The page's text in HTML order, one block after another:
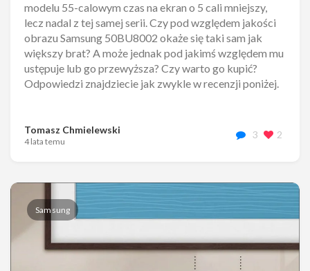
modelu 55-calowym czas na ekran o 5 cali mniejszy,
lecz nadal z tej samej serii. Czy pod względem jakości
obrazu Samsung 50BU8002 okaże się taki sam jak
większy brat? A może jednak pod jakimś względem mu
ustępuje lub go przewyższa? Czy warto go kupić?
Odpowiedzi znajdziecie jak zwykle w recenzji poniżej.
Tomasz Chmielewski
4 lata temu
3 2
Samsung